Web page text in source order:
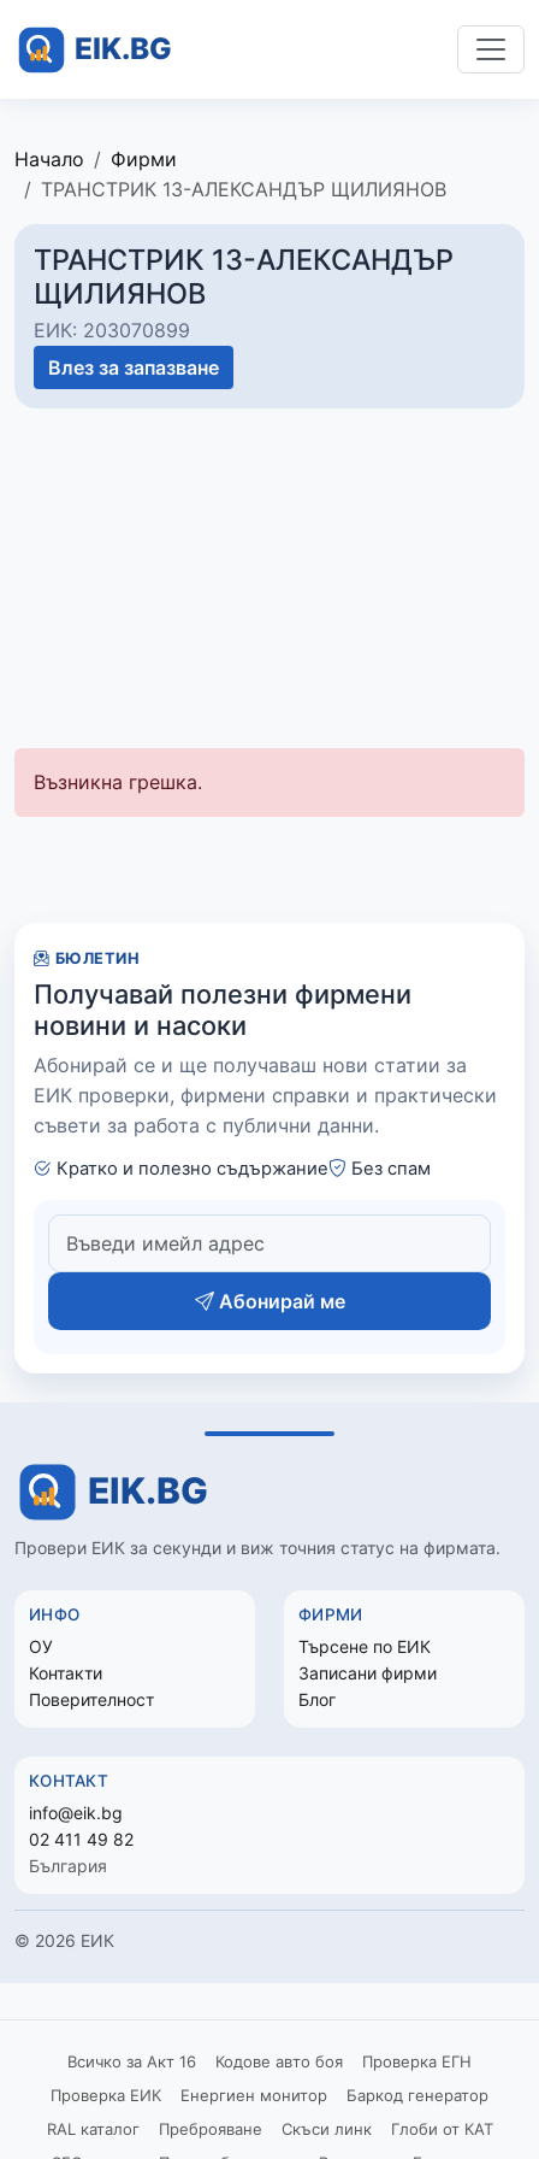
Начало
Фирми
ТРАНСТРИК 13-АЛЕКСАНДЪР ЩИЛИЯНОВ
ТРАНСТРИК 13-АЛЕКСАНДЪР
ЩИЛИЯНОВ
ЕИК: 203070899
Влез за запазване
Възникна грешка.
БЮЛЕТИН
Получавай полезни фирмени
новини и насоки
Абонирай се и ще получаваш нови статии за
ЕИК проверки, фирмени справки и практически
съвети за работа с публични данни.
Кратко и полезно съдържание Без спам
Абонирай ме
Провери ЕИК за секунди и виж точния статус на фирмата.
ИНФО
ОУ
Контакти
Поверителност
ФИРМИ
Търсене по ЕИК
Записани фирми
Блог
КОНТАКТ
info@eik.bg
02 411 49 82
България
© 2026 ЕИК
Всичко за Акт 16 Кодове авто боя
Проверка ЕГН
Проверка ЕИК
Енергиен монитор
Баркод генератор
RAL каталог
Преброяване Скъси линк
Глоби от КАТ